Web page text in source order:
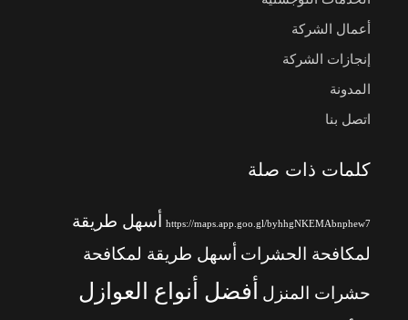
أعمال الشركة
إنجازات الشركة
المدونة
اتصل بنا
كلمات ذات صلة
https://maps.app.goo.gl/byhhgNKEMAbnphew7
أسهل طريقة
لمكافحة الحشرات أسهل طريقة لمكافحة
حشرات المنزل
أفضل أنواع العوازل